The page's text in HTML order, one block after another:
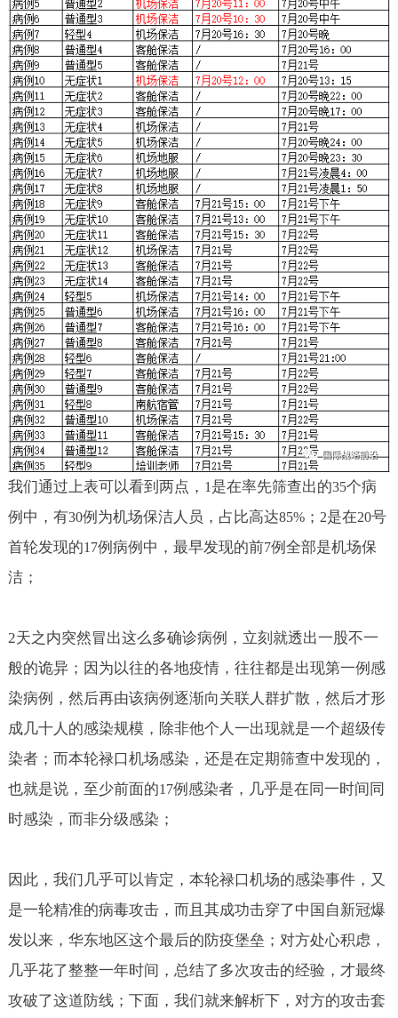
我们通过上表可以看到两点， 1 是在率先筛查出的35个病
例中，有30例为机场保洁人员，占比高达85%； 2是在20号
首轮发现的17例病例中，最早发现的前7例全部是机场保
洁；
2天之内突然冒出这么多确诊病例，立刻就透出一股不一
般的诡异；因为以往的各地疫情，往往都是出现第一例感
染病例，然后再由该病例逐渐向关联人群扩散，然后才形
成几十人的感染规模，除非他个人一出现就是一个超级传
染者；而本轮禄口机场感染，还是在定期筛查中发现的，
也就是说，至少前面的17例感染者，几乎是在同一时间同
时感染，而非分级感染；
因此，我们几乎可以肯定，本轮禄口机场的感染事件，又
是一轮精准的病毒攻击，而且其成功击穿了中国自新冠爆
发以来，华东地区这个最后的防疫堡垒；对方处心积虑，
几乎花了整整一年时间，总结了多次攻击的经验，才最终
攻破了这道防线；下面，我们就来解析下，对方的攻击套